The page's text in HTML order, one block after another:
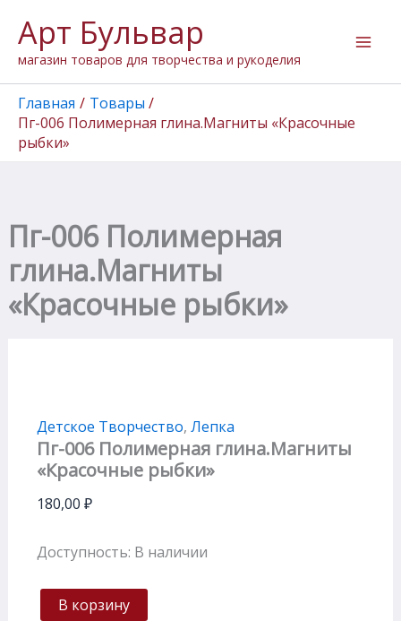
содержимому
Арт Бульвар
магазин товаров для творчества и рукоделия
Главная
Товары
Пг-006 Полимерная глина.Магниты «Красочные
рыбки»
Пг-006 Полимерная
глина.Магниты
«Красочные рыбки»
Детское Творчество, Лепка
Пг-006 Полимерная глина.Магниты
«Красочные рыбки»
180,00 ₽
Доступность: В наличии
товара
Пг-006
Полимерная
глина.Магниты
"Красочные
рыбки"
В корзину